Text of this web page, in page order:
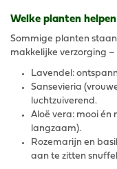
Welke planten
Sommige planten
makkelijke verzorging
Lavendel:
Sansevieria
luchtzuiverend.
Aloë vera: mooi én
langzaam).
Rozemarijn en
aan te zitten